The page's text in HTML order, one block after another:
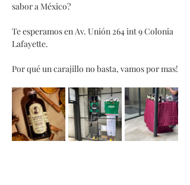
sabor a México?
Te esperamos en Av. Unión 264 int 9 Colonia
Lafayette.
Por qué un carajillo no basta, vamos por mas!